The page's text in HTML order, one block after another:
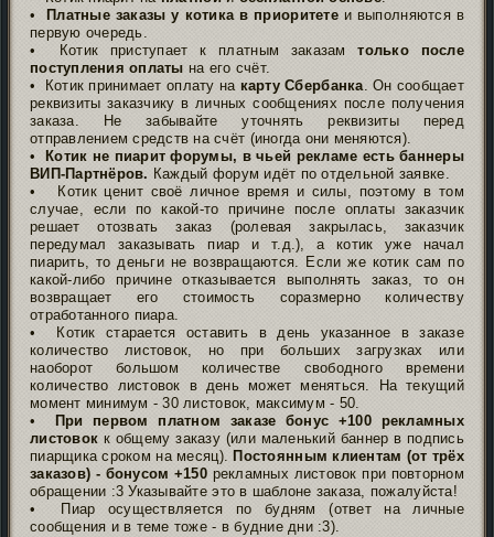
•
Платные заказы у котика в приоритетеи выполняются в
первую очередь.
• Котик приступает к платным заказамтолько после
поступления оплаты на его счёт.
• Котик принимает оплату на карту Сбербанка. Он сообщает
реквизиты заказчику в личных сообщениях после получения
заказа. Не забывайте уточнять реквизиты перед
отправлением средств на счёт (иногда они меняются).
•
Котик не пиарит форумы, в чьей рекламе есть баннеры
ВИП-Партнёров. Каждый форум идёт по отдельной заявке.
• Котик ценит своё личное время и силы, поэтому в том
случае, если по какой-то причине после оплаты заказчик
решает отозвать заказ (ролевая закрылась, заказчик
передумал заказывать пиар и т.д.), а котик уже начал
пиарить, то деньги не возвращаются. Если же котик сам по
какой-либо причине отказывается выполнять заказ, то он
возвращает его стоимость соразмерно количеству
отработанного пиара.
• Котик старается оставить в день указанное в заказе
количество листовок, но при больших загрузках или
наоборот большом количестве свободного времени
количество листовок в день может меняться. На текущий
момент минимум - 30 листовок, максимум - 50.
•
При первом платном заказе бонус +100 рекламных
листовок к общему заказу (или маленький баннер в подпись
пиарщика сроком на месяц). Постоянным клиентам (от трёх
заказов) - бонусом +150 рекламных листовок при повторном
обращении :3 Указывайте это в шаблоне заказа, пожалуйста!
• Пиар осуществляется по будням (ответ на личные
сообщения и в теме тоже - в будние дни :3).